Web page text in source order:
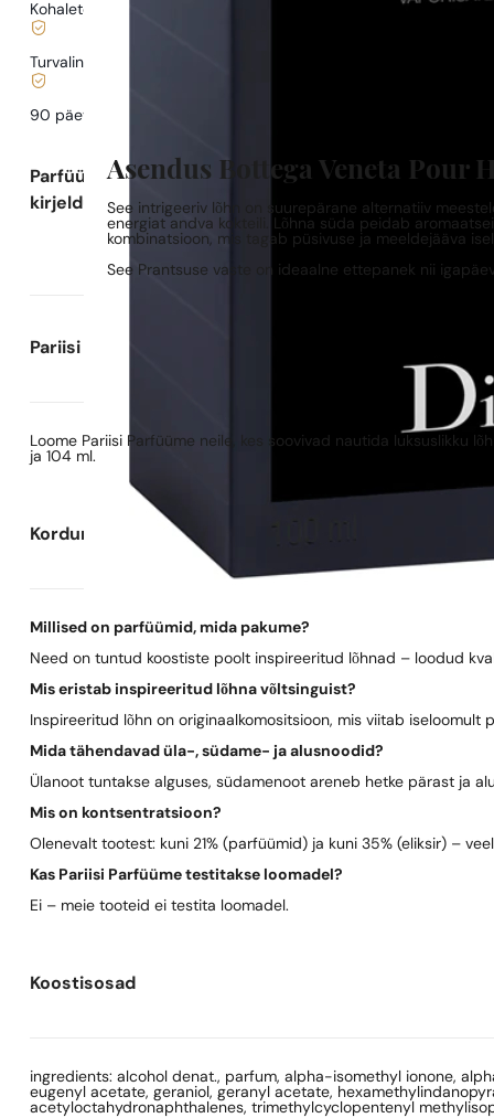
Kohaletoimetamine alates
Turvaline ostlemine ja maksed
90 päeva
Parfüümi
kirjeldus
Asendus Bottega Veneta Pour
See intrigeeriv lõhn on suurepärane alternatiiv
energiat andva kokteili. Lõhna süda peidab
kombinatsioon, mis tagab püsivuse ja meeldejääva
See Prantsuse vaste on ideaalne ettepanek nii
Pariisi Parfüümide kohta
Loome Pariisi Parfüüme neile, kes soovivad nautida luksuslikku
ja 104 ml.
Korduma kippuvad küsimused
Millised on parfüümid, mida pakume?
Need on tuntud koostiste poolt inspireeritud lõhnad – loodud
Mis eristab inspireeritud lõhna võltsinguist?
Inspireeritud lõhn on originaalkomositsioon, mis viitab
Mida tähendavad üla-, südame- ja alusnoodid?
Ülanoot tuntakse alguses, südamenoot areneb hetke pärast ja
Mis on kontsentratsioon?
Olenevalt tootest: kuni 21% (parfüümid) ja kuni 35% (eliksir) –
Kas Pariisi Parfüüme testitakse loomadel?
Ei – meie tooteid ei testita loomadel.
Koostisosad
ingredients: alcohol denat., parfum, alpha-isomethyl ionone,
eugenyl acetate, geraniol, geranyl acetate,
acetyloctahydronaphthalenes, trimethylcyclopentenyl